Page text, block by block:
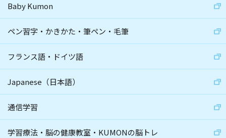
Baby Kumon
ペン習字・かきかた・筆ペン・毛筆
フランス語・ドイツ語
Japanese（日本語）
通信学習
学習療法・脳の健康教室・KUMONの脳トレ